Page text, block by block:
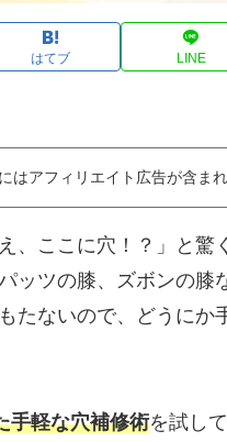
はてブ LINE
はアフィリエイト広告が含まれ
、ここに穴！？」と驚
ッツの膝、ズボンの膝
たないので、どうにか
手軽な穴補修術を試し